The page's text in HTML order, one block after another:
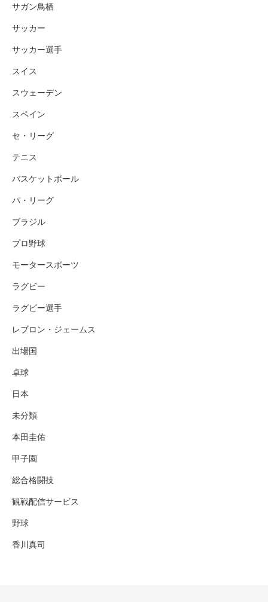
サガン鳥栖
サッカー
サッカー選手
スイス
スウェーデン
スペイン
セ・リーグ
テニス
バスケットボール
パ・リーグ
ブラジル
プロ野球
モータースポーツ
ラグビー
ラグビー選手
レブロン・ジェームス
出場国
卓球
日本
未分類
本田圭佑
甲子園
総合格闘技
観戦配信サービス
野球
香川真司